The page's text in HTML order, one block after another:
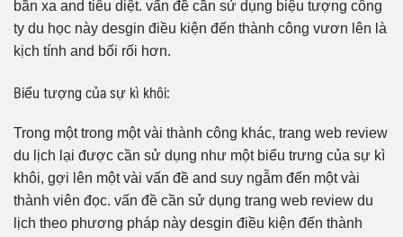
bần xa and tiêu diệt. vấn đề cần sử dụng biệu tượng công
ty du học này desgin điều kiện đến thành công vươn lên là
kịch tính and bối rối hơn.
Biểu tượng của sự kì khôi:
Trong một trong một vài thành công khác, trang web review
du lịch lại được cần sử dụng như một biểu trưng của sự kì
khôi, gợi lên một vài vấn đề and suy ngẫm đến một vài
thành viên đọc. vấn đề cần sử dụng trang web review du
lịch theo phương pháp này desgin điều kiện đến thành